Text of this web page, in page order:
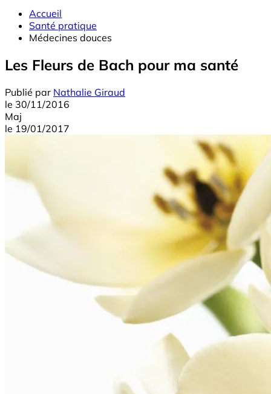
Accueil
Santé pratique
Médecines douces
Les Fleurs de Bach pour ma santé
Publié par Nathalie Giraud
le 30/11/2016
Maj
le 19/01/2017